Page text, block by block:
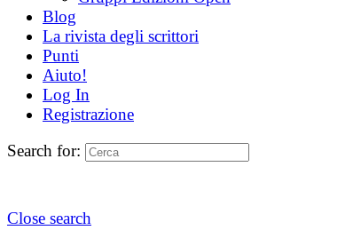
Blog
La rivista degli scrittori
Punti
Aiuto!
Log In
Registrazione
Search for:
Close search